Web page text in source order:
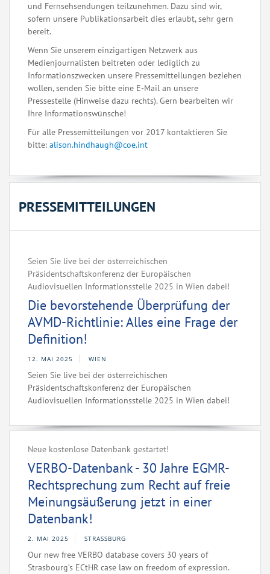
und Fernsehsendungen teilzunehmen. Dazu sind wir,
sofern unsere Publikationsarbeit dies erlaubt, sehr gern
bereit.
Wenn Sie unserem einzigartigen Netzwerk aus
Medienjournalisten beitreten oder lediglich zu
Informationszwecken unsere Pressemitteilungen beziehen
wollen, senden Sie bitte eine E-Mail an unsere
Pressestelle (Hinweise dazu rechts). Gern bearbeiten wir
Ihre Informationswünsche!
Für alle Pressemitteilungen vor 2017 kontaktieren Sie
bitte: alison.hindhaugh@coe.int
PRESSEMITTEILUNGEN
Seien Sie live bei der österreichischen
Präsidentschaftskonferenz der Europäischen
Audiovisuellen Informationsstelle 2025 in Wien dabei!
Die bevorstehende Überprüfung der
AVMD-Richtlinie: Alles eine Frage der
Definition!
12. MAI 2025 WIEN
Seien Sie live bei der österreichischen
Präsidentschaftskonferenz der Europäischen
Audiovisuellen Informationsstelle 2025 in Wien dabei!
Neue kostenlose Datenbank gestartet!
VERBO-Datenbank - 30 Jahre EGMR-
Rechtsprechung zum Recht auf freie
Meinungsäußerung jetzt in einer
Datenbank!
2. MAI 2025 STRASSBURG
Our new free VERBO database covers 30 years of
Strasbourg’s ECtHR case law on freedom of expression.